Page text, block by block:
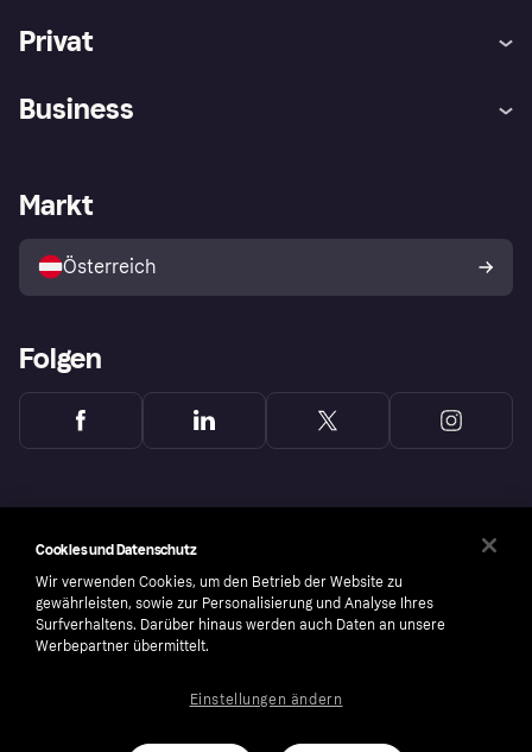
Privat
Shops entdecken
Business
Händlerportal
Markt
Österreich
Folgen
number: 556737-0431
Cookies und Datenschutz
Wir verwenden Cookies, um den Betrieb der Website zu
gewährleisten, sowie zur Personalisierung und Analyse Ihres
Surfverhaltens. Darüber hinaus werden auch Daten an unsere
Werbepartner übermittelt.
Einstellungen ändern